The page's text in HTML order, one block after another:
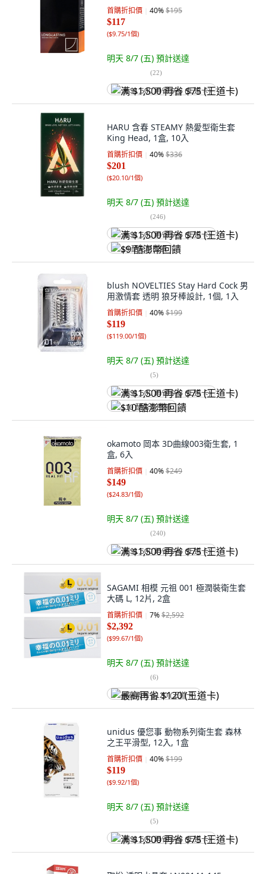
首購折扣價 40%$195
$117
($9.75/1個)
明天 8/7 (五) 預計送達
(22)
满 $1,500 再省 $75 (王道卡)
HARU 含春 STEAMY 熱愛型衛生套
King Head, 1盒, 10入
首購折扣價 40%$336
$201
($20.10/1個)
明天 8/7 (五) 預計送達
(246)
满 $1,500 再省 $75 (王道卡)
$9 酷澎幣回饋
blush NOVELTIES Stay Hard Cock 男
用激情套 透明 狼牙棒設計, 1個, 1入
首購折扣價 40%$199
$119
($119.00/1個)
明天 8/7 (五) 預計送達
(5)
满 $1,500 再省 $75 (王道卡)
$10 酷澎幣回饋
okamoto 岡本 3D曲線003衛生套, 1
盒, 6入
首購折扣價 40%$249
$149
($24.83/1個)
明天 8/7 (五) 預計送達
(240)
满 $1,500 再省 $75 (王道卡)
SAGAMI 相模 元祖 001 極潤裝衛生套
大碼 L, 12片, 2盒
首購折扣價 7%$2,592
$2,392
($99.67/1個)
明天 8/7 (五) 預計送達
(6)
最高再省 $120 (王道卡)
unidus 優您事 動物系列衛生套 森林
之王平滑型, 12入, 1盒
首購折扣價 40%$199
$119
($9.92/1個)
明天 8/7 (五) 預計送達
(5)
满 $1,500 再省 $75 (王道卡)